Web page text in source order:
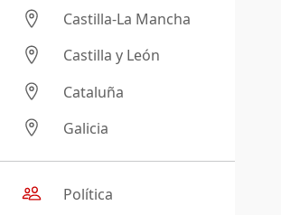
Castilla-La Mancha
Castilla y León
Cataluña
Galicia
Política